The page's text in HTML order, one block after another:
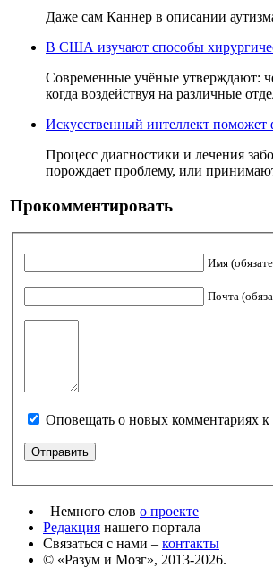
Даже сам Каннер в описании
В США изучают способы
Современные учёные утверждают:
когда воздействуя на различные
Искусственный интеллект поможет
Процесс диагностики и лечения
порождает проблему, или
Прокомментировать
Имя
Почта
Оповещать о новых комментариях к
Немного слов о проекте
Редакция нашего портала
Связаться с нами – контакты
© «Разум и Мозг», 2013-2026.